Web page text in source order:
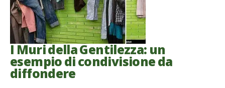
I Muri della Gentilezza: un
esempio di condivisione da
diffondere